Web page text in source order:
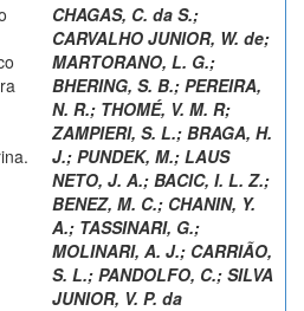
CHAGAS, C. da S.;
CARVALHO JUNIOR, W. de;
MARTORANO, L. G.;
BHERING, S. B.; PEREIRA,
N. R.; THOMÉ, V. M. R;
ZAMPIERI, S. L.; BRAGA, H.
J.; PUNDEK, M.; LAUS
NETO, J. A.; BACIC, I. L. Z.;
BENEZ, M. C.; CHANIN, Y.
A.; TASSINARI, G.;
MOLINARI, A. J.; CARRIÃO,
S. L.; PANDOLFO, C.; SILVA
JUNIOR, V. P. da